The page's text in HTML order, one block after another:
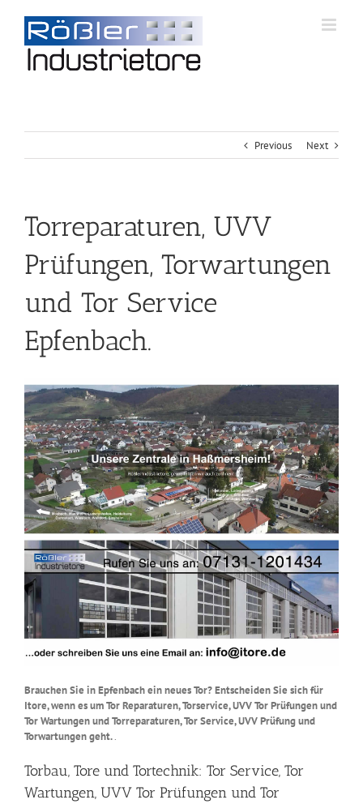
Previous Next
Torreparaturen, UVV
Prüfungen, Torwartungen
und Tor Service
Epfenbach.
Brauchen Sie in Epfenbach ein neues Tor? Entscheiden Sie sich für
Itore, wenn es um Tor Reparaturen, Torservice, UVV Tor Prüfungen und
Tor Wartungen und Torreparaturen, Tor Service, UVV Prüfung und
Torwartungen geht..
Torbau, Tore und Tortechnik: Tor Service, Tor
Wartungen, UVV Tor Prüfungen und Tor